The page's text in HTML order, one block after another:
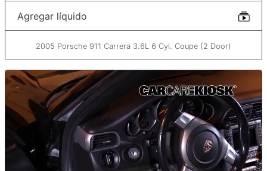
Agregar líquido
2005 Porsche 911 Carrera 3.6L 6 Cyl. Coupe (2 Door)